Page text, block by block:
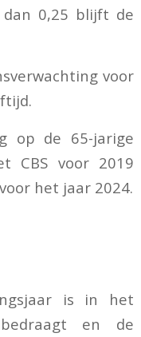
dan 0,25 blijft de
voor
op de 65-jarige
CBS voor 2019
het jaar 2024.
is in het
en de